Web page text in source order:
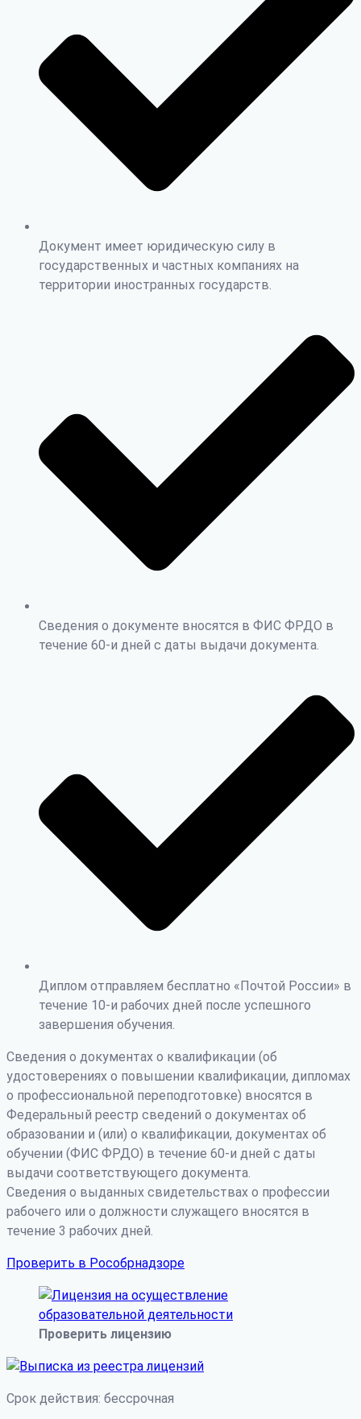
Документ имеет юридическую силу в
государственных и частных компаниях на
территории иностранных государств.
Сведения о документе вносятся в ФИС ФРДО в
течение 60-и дней с даты выдачи документа.
Диплом отправляем бесплатно «Почтой России» в
течение 10-и рабочих дней после успешного
завершения обучения.
Сведения о документах о квалификации (об
удостоверениях о повышении квалификации, дипломах
о профессиональной переподготовке) вносятся в
Федеральный реестр сведений о документах об
образовании и (или) о квалификации, документах об
обучении (ФИС ФРДО) в течение 60-и дней с даты
выдачи соответствующего документа.
Сведения о выданных свидетельствах о профессии
рабочего или о должности служащего вносятся в
течение 3 рабочих дней.
Проверить в Рособрнадзоре
Проверить лицензию
Срок действия: бессрочная